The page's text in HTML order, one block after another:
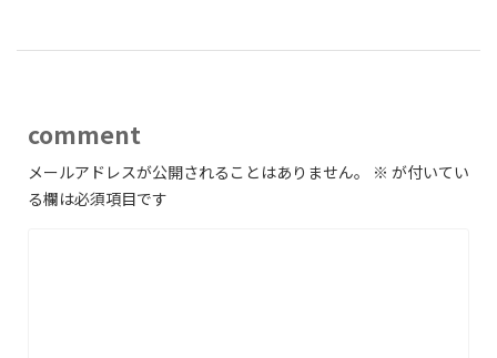
comment
メールアドレスが公開されることはありません。 ※ が付いてい
る欄は必須項目です